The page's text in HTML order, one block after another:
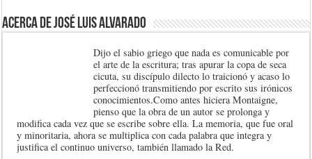
Acerca de José Luis Alvarado
Dijo el sabio griego que nada es comunicable por
el arte de la escritura; tras apurar la copa de seca
cicuta, su discípulo dilecto lo traicionó y acaso lo
perfeccionó transmitiendo por escrito sus irónicos
conocimientos.Como antes hiciera Montaigne,
pienso que la obra de un autor se prolonga y
modifica cada vez que se escribe sobre ella. La memoria, que fue oral
y minoritaria, ahora se multiplica con cada palabra que integra y
justifica el continuo universo, también llamado la Red.